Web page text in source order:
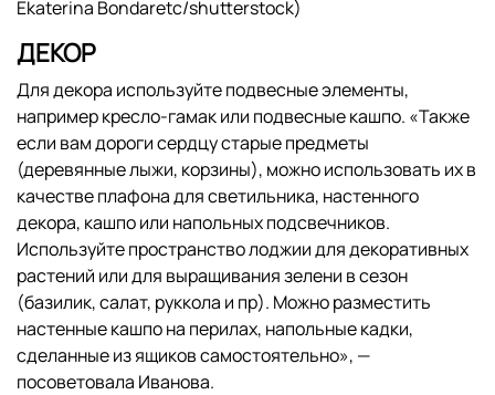
Ekaterina Bondaretc/shutterstock)
ДЕКОР
Для декора используйте подвесные элементы,
например кресло-гамак или подвесные кашпо. «Также
если вам дороги сердцу старые предметы
(деревянные лыжи, корзины), можно использовать их в
качестве плафона для светильника, настенного
декора, кашпо или напольных подсвечников.
Используйте пространство лоджии для декоративных
растений или для выращивания зелени в сезон
(базилик, салат, руккола и пр). Можно разместить
настенные кашпо на перилах, напольные кадки,
сделанные из ящиков самостоятельно», —
посоветовала Иванова.